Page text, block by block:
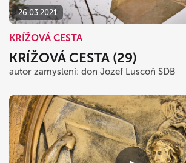
26.03.2021
KRÍŽOVÁ CESTA
KRÍŽOVÁ CESTA (29)
autor zamyslení: don Jozef Luscoň SDB